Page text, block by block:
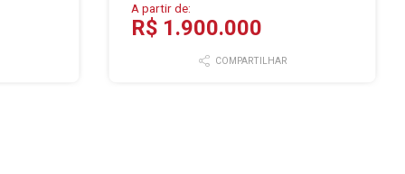
A partir de:
R$ 1.900.000
COMPARTILHAR